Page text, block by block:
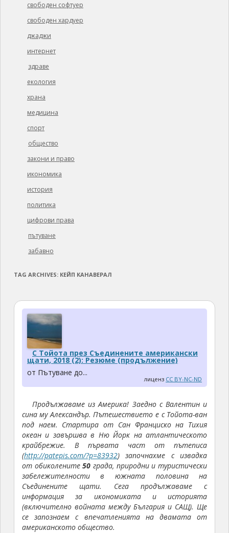
свободен софтуер
свободен хардуер
джаджи
интернет
здраве
екология
храна
медицина
спорт
общество
закони и право
икономика
история
политика
цифрови права
пътуване
забавно
TAG ARCHIVES: КЕЙП КАНАВЕРАЛ
С Тойота през Съединените американски
щати, 2018 (2): Резюме (продължение)
от Пътуване до...
лиценз CC BY-NC-ND
Продължаваме из Америка! Заедно с Валентин и
сина му Александър. Пътешествието е с Тойота-ван
под наем. Стартира от Сан Франциско на Тихия
океан и завършва в Ню Йорк на атлантическото
крайбрежие. В първата част от пътеписа
(http://patepis.com/?p=83932) започнахме с извадка
от обиколените50 града, природни и туристически
забележителности в южната половина на
Съединените щати. Сега продължаваме с
информация за икономиката и историята
(включително войната между България и САЩ). Ще
се запознаем с впечатленията на двамата от
американското общество.